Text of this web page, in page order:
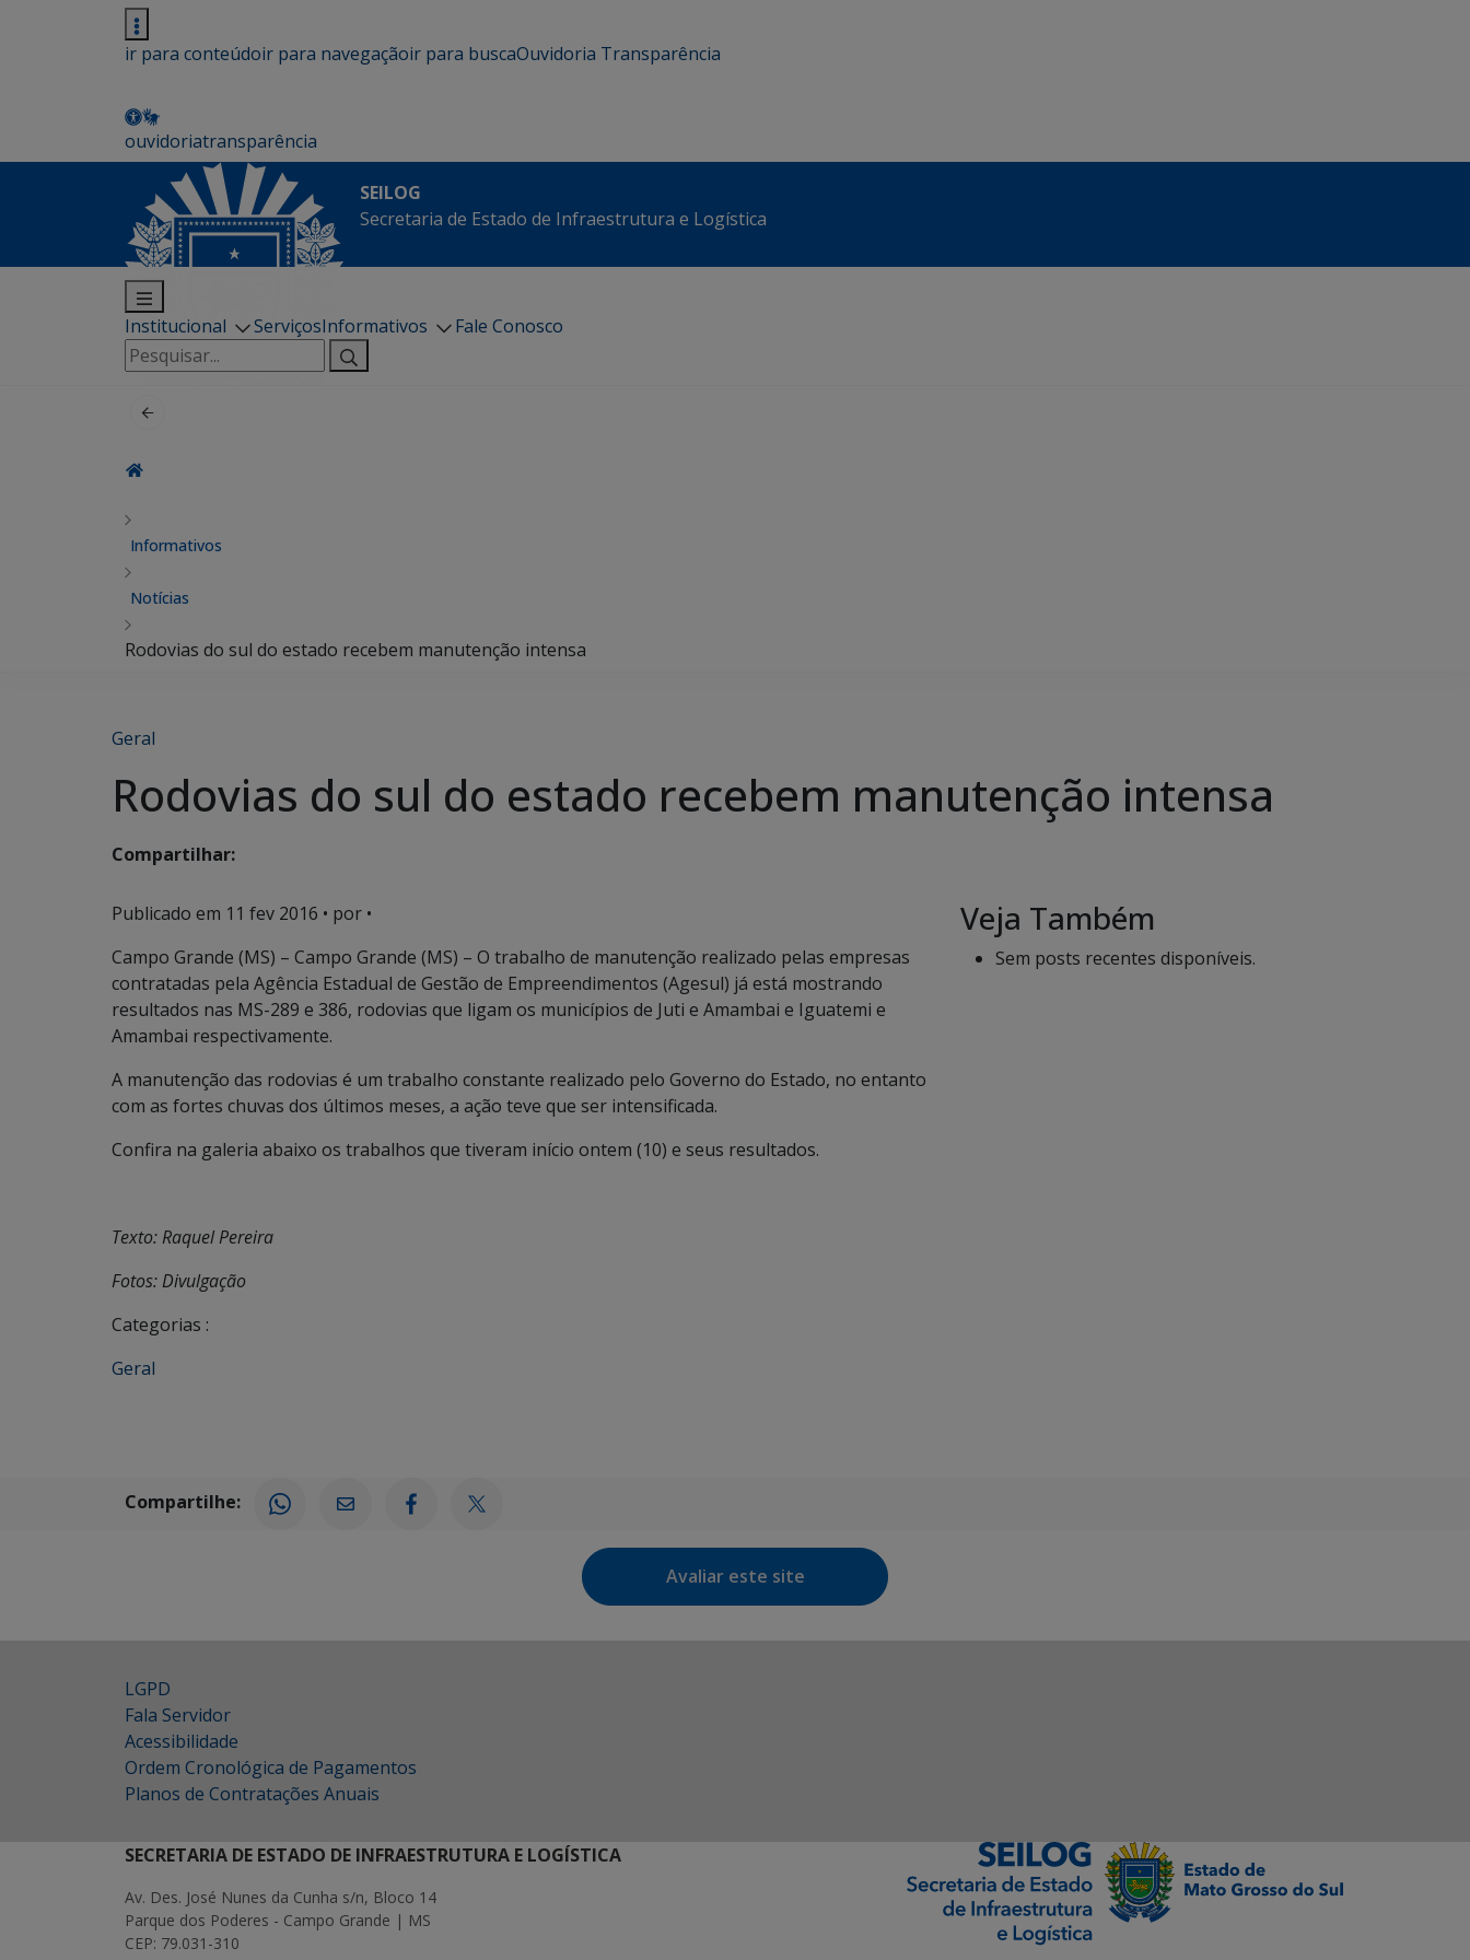
ir para conteúdoir para navegaçãoir para buscaOuvidoria Transparência
ouvidoriatransparência
SEILOG
Secretaria de Estado de Infraestrutura e Logística
Institucional ServiçosInformativos
Fale Conosco
Pesquisar
por:
Informativos
Notícias
Rodovias do sul do estado recebem manutenção intensa
Geral
Rodovias do sul do estado recebem manutenção intensa
Compartilhar:
Publicado em 11 fev 2016 • por •
Campo Grande (MS) – Campo Grande (MS) – O trabalho de manutenção realizado pelas empresas
contratadas pela Agência Estadual de Gestão de Empreendimentos (Agesul) já está mostrando
resultados nas MS-289 e 386, rodovias que ligam os municípios de Juti e Amambai e Iguatemi e
Amambai respectivamente.
A manutenção das rodovias é um trabalho constante realizado pelo Governo do Estado, no entanto
com as fortes chuvas dos últimos meses, a ação teve que ser intensificada.
Confira na galeria abaixo os trabalhos que tiveram início ontem (10) e seus resultados.
Texto: Raquel Pereira
Fotos: Divulgação
Categorias :
Geral
Veja Também
Sem posts recentes disponíveis.
Compartilhe:
Avaliar este site
LGPD
Fala Servidor
Acessibilidade
Ordem Cronológica de Pagamentos
Planos de Contratações Anuais
SECRETARIA DE ESTADO DE INFRAESTRUTURA E LOGÍSTICA
Av. Des. José Nunes da Cunha s/n, Bloco 14
Parque dos Poderes - Campo Grande | MS
CEP: 79.031-310